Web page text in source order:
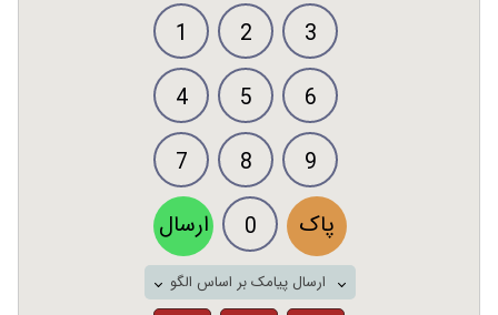
1 2
3
4
5
6
7
8
9
ارسال
0 پاک
ارسال پیامک بر اساس الگو